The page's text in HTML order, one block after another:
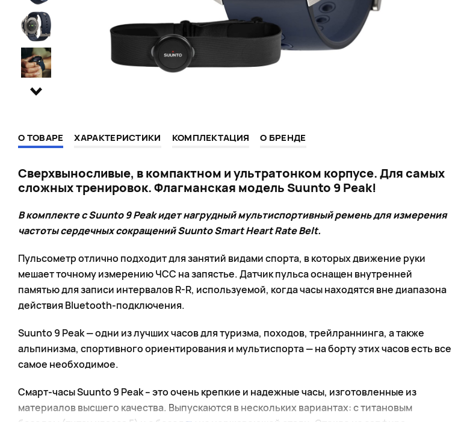
О ТОВАРЕ ХАРАКТЕРИСТИКИ КОМПЛЕКТАЦИЯ О БРЕНДЕ
Сверхвыносливые, в компактном и ультратонком корпусе. Для самых
сложных тренировок. Флагманская модель Suunto 9 Peak!
В комплекте с Suunto 9 Peak идет нагрудный мультиспортивный ремень для измерения
частоты сердечных сокращений Suunto Smart Heart Rate Belt.
Пульсометр отлично подходит для занятий видами спорта, в которых движение руки
мешает точному измерению ЧСС на запястье. Датчик пульса оснащен внутренней
памятью для записи интервалов R-R, используемой, когда часы находятся вне диапазона
действия Bluetooth-подключения.
Suunto 9 Peak — одни из лучших часов для туризма, походов, трейлраннинга, а также
альпинизма, спортивного ориентирования и мультиспорта — на борту этих часов есть все
самое необходимое.
Смарт-часы Suunto 9 Peak – это очень крепкие и надежные часы, изготовленные из
материалов высшего качества. Выпускаются в нескольких вариантах: с титановым